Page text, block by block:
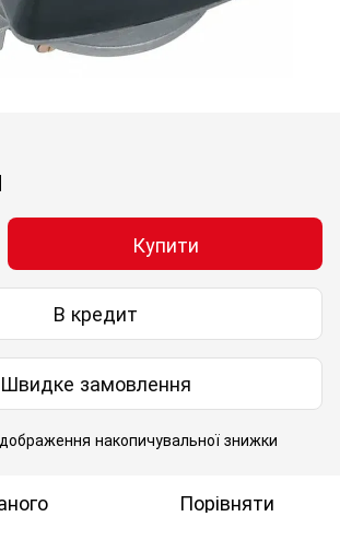
Купити
В кредит
Швидке замовлення
накопичувальної знижки
Порівняти